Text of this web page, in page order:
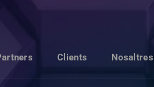
Clients Nosaltres